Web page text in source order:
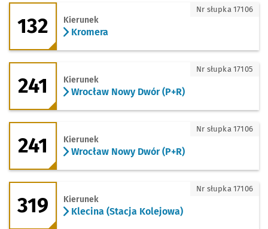
132 - kierunek Kromera
132 Kierunek
Kromera
Nr słupka 17106
241 - kierunek Wrocław Nowy Dwór
241 Kierunek
Wrocław Nowy Dwór (P+R)
Nr słupka 17105
241 - kierunek Wrocław Nowy Dwór
241 Kierunek
Wrocław Nowy Dwór (P+R)
Nr słupka 17106
319 - kierunek Klecina (Stacja
319 Kierunek
Klecina (Stacja Kolejowa)
Nr słupka 17106